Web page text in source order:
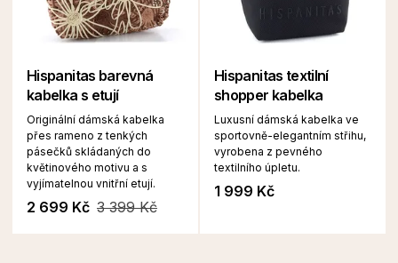
Hispanitas barevná
kabelka s etují
Originální dámská kabelka
přes rameno z tenkých
pásečků skládaných do
květinového motivu a s
vyjímatelnou vnitřní etují.
2 699 Kč 3 399 Kč
Hispanitas textilní
shopper kabelka
Luxusní dámská kabelka ve
sportovně-elegantním střihu,
vyrobena z pevného
textilního úpletu.
1 999 Kč